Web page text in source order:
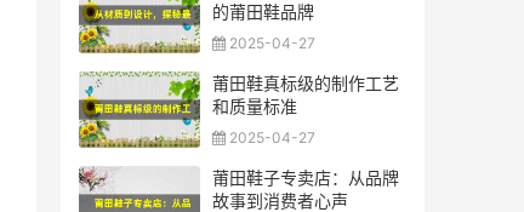
的莆田鞋品牌
2025-04-27
莆田鞋真标级的制作工艺
和质量标准
2025-04-27
莆田鞋子专卖店：从品牌
故事到消费者心声